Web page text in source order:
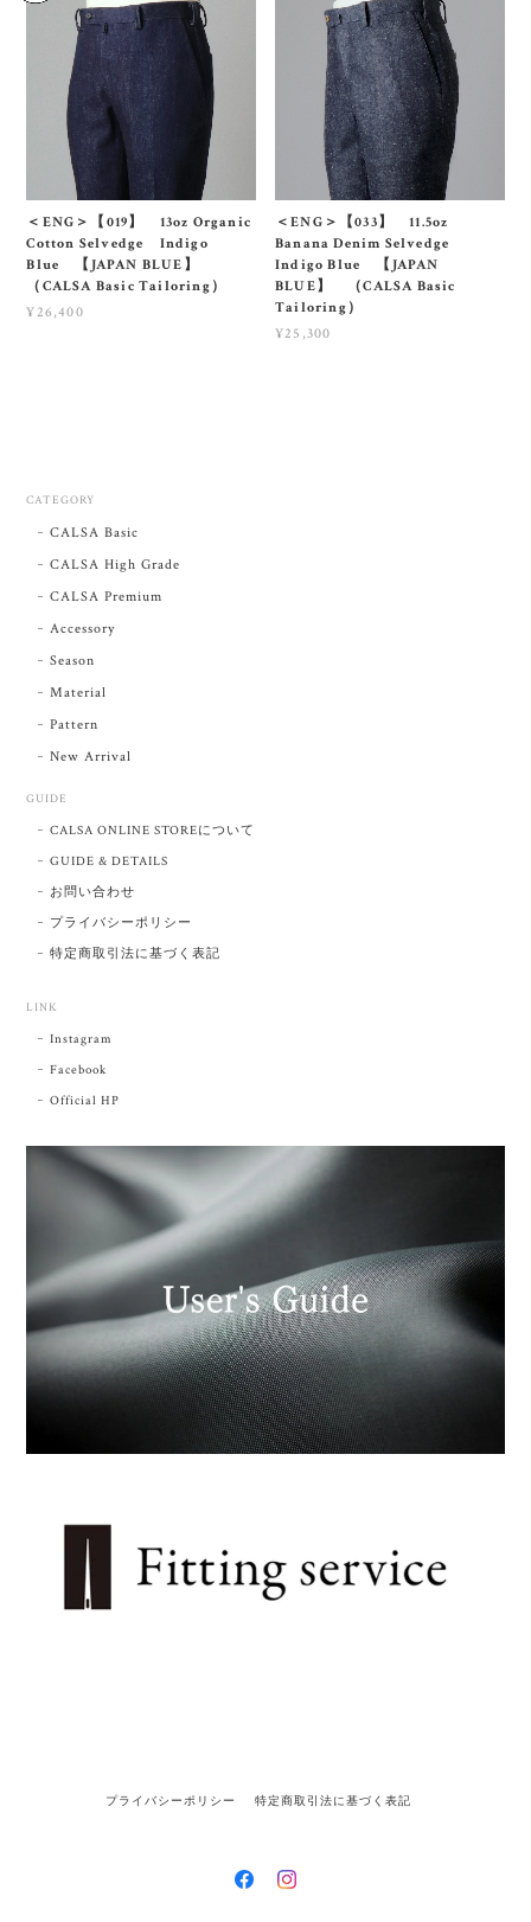
＜ENG＞【019】 13oz Organic
Cotton Selvedge Indigo
Blue 【JAPAN BLUE】
（CALSA Basic Tailoring）
¥26,400
＜ENG＞【033】 11.5oz
Banana Denim Selvedge
Indigo Blue 【JAPAN
BLUE】 （CALSA Basic
Tailoring）
¥25,300
CATEGORY
CALSA Basic
CALSA High Grade
CALSA Premium
Accessory
Season
Material
Pattern
New Arrival
GUIDE
CALSA ONLINE STOREについて
GUIDE & DETAILS
お問い合わせ
プライバシーポリシー
特定商取引法に基づく表記
LINK
Instagram
Facebook
Official HP
プライバシーポリシー 特定商取引法に基づく表記